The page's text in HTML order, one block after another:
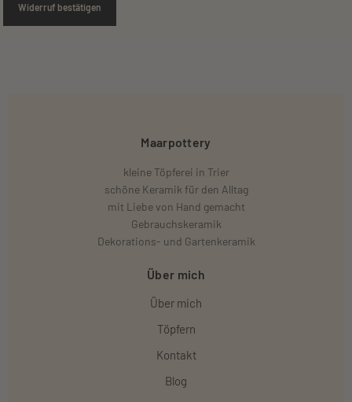
Widerruf bestätigen
Maarpottery
kleine Töpferei in Trier
schöne Keramik für den Alltag
mit Liebe von Hand gemacht
Gebrauchskeramik
Dekorations- und Gartenkeramik
Über mich
Über mich
Töpfern
Kontakt
Blog